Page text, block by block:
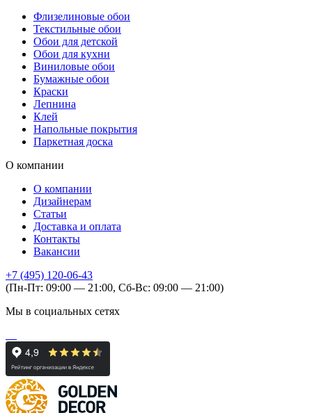
Флизелиновые обои
Текстильные обои
Обои для детской
Обои для кухни
Виниловые обои
Бумажные обои
Краски
Лепнина
Клей
Напольные покрытия
Паркетная доска
О компании
О компании
Дизайнерам
Статьи
Доставка и оплата
Контакты
Вакансии
+7 (495) 120-06-43
(Пн-Пт: 09:00 — 21:00, Сб-Вс: 09:00 — 21:00)
Мы в социальных сетях